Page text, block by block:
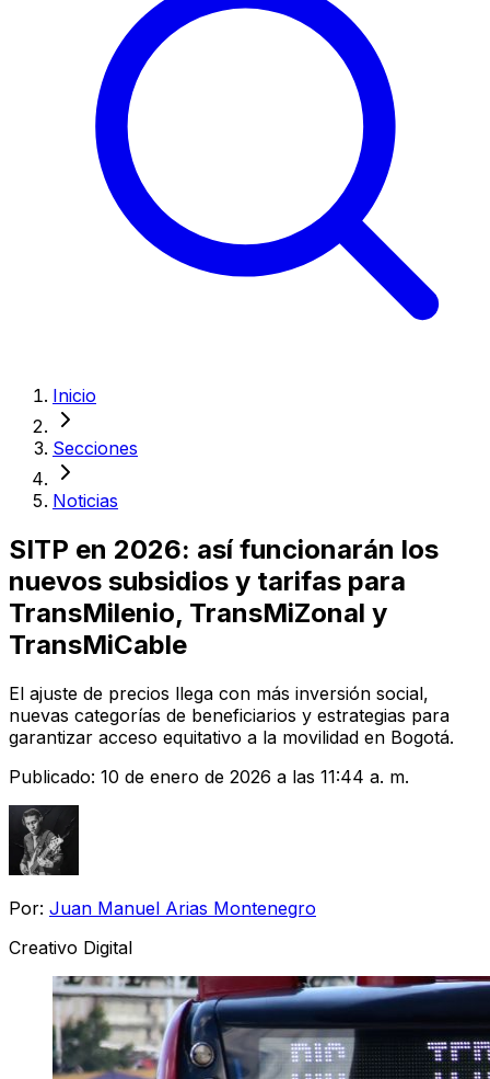
Inicio
Secciones
Noticias
SITP en 2026: así funcionarán los
nuevos subsidios y tarifas para
TransMilenio, TransMiZonal y
TransMiCable
El ajuste de precios llega con más inversión social,
nuevas categorías de beneficiarios y estrategias para
garantizar acceso equitativo a la movilidad en Bogotá.
Publicado: 10 de enero de 2026 a las 11:44 a. m.
Por: Juan Manuel Arias Montenegro
Creativo Digital